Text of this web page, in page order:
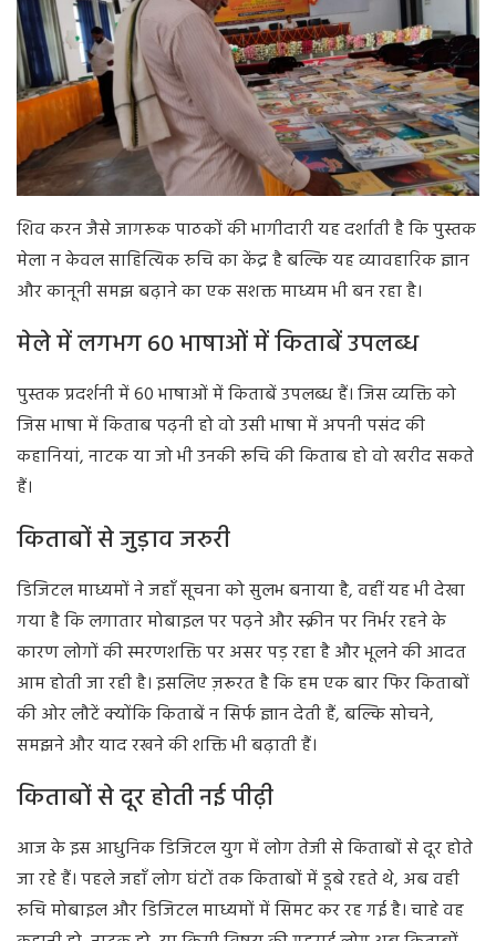
शिव करन जैसे जागरूक पाठकों की भागीदारी यह दर्शाती है कि पुस्तक
मेला न केवल साहित्यिक रुचि का केंद्र है बल्कि यह व्यावहारिक ज्ञान
और कानूनी समझ बढ़ाने का एक सशक्त माध्यम भी बन रहा है।
मेले में लगभग 60 भाषाओं में किताबें उपलब्ध
पुस्तक प्रदर्शनी में 60 भाषाओं में किताबें उपलब्ध हैं। जिस व्यक्ति को
जिस भाषा में किताब पढ़नी हो वो उसी भाषा में अपनी पसंद की
कहानियां, नाटक या जो भी उनकी रूचि की किताब हो वो खरीद सकते
हैं।
किताबों से जुड़ाव जरुरी
डिजिटल माध्यमों ने जहाँ सूचना को सुलभ बनाया है, वहीं यह भी देखा
गया है कि लगातार मोबाइल पर पढ़ने और स्क्रीन पर निर्भर रहने के
कारण लोगों की स्मरणशक्ति पर असर पड़ रहा है और भूलने की आदत
आम होती जा रही है। इसलिए ज़रूरत है कि हम एक बार फिर किताबों
की ओर लौटें क्योंकि किताबें न सिर्फ ज्ञान देती हैं, बल्कि सोचने,
समझने और याद रखने की शक्ति भी बढ़ाती हैं।
किताबों से दूर होती नई पीढ़ी
आज के इस आधुनिक डिजिटल युग में लोग तेजी से किताबों से दूर होते
जा रहे हैं। पहले जहाँ लोग घंटों तक किताबों में डूबे रहते थे, अब वही
रुचि मोबाइल और डिजिटल माध्यमों में सिमट कर रह गई है। चाहे वह